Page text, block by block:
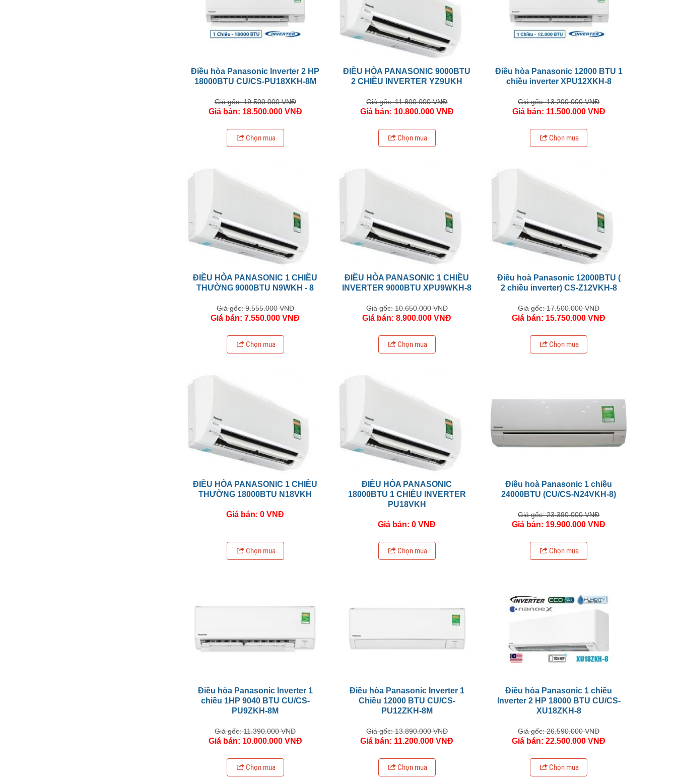
Điều hòa Panasonic Inverter 2 HP
18000BTU CU/CS-PU18XKH-8M
Giá gốc: 19.500.000 VNĐ
Giá bán: 18.500.000 VNĐ
Chọn mua
ĐIỀU HÒA PANASONIC 9000BTU
2 CHIỀU INVERTER YZ9UKH
Giá gốc: 11.800.000 VNĐ
Giá bán: 10.800.000 VNĐ
Chọn mua
Điều hòa Panasonic 12000 BTU 1
chiều inverter XPU12XKH-8
Giá gốc: 13.200.000 VNĐ
Giá bán: 11.500.000 VNĐ
Chọn mua
ĐIỀU HÒA PANASONIC 1 CHIỀU
THƯỜNG 9000BTU N9WKH - 8
Giá gốc: 9.555.000 VNĐ
Giá bán: 7.550.000 VNĐ
Chọn mua
ĐIỀU HÒA PANASONIC 1 CHIỀU
INVERTER 9000BTU XPU9WKH-8
Giá gốc: 10.650.000 VNĐ
Giá bán: 8.900.000 VNĐ
Chọn mua
Điều hoà Panasonic 12000BTU (
2 chiều inverter) CS-Z12VKH-8
Giá gốc: 17.500.000 VNĐ
Giá bán: 15.750.000 VNĐ
Chọn mua
ĐIỀU HÒA PANASONIC 1 CHIỀU
THƯỜNG 18000BTU N18VKH
Giá bán: 0 VNĐ
Chọn mua
ĐIỀU HÒA PANASONIC
18000BTU 1 CHIỀU INVERTER
PU18VKH
Giá bán: 0 VNĐ
Chọn mua
Điều hoà Panasonic 1 chiều
24000BTU (CU/CS-N24VKH-8)
Giá gốc: 23.390.000 VNĐ
Giá bán: 19.900.000 VNĐ
Chọn mua
Điều hòa Panasonic Inverter 1
chiều 1HP 9040 BTU CU/CS-
PU9ZKH-8M
Giá gốc: 11.390.000 VNĐ
Giá bán: 10.000.000 VNĐ
Chọn mua
Điều hòa Panasonic Inverter 1
Chiều 12000 BTU CU/CS-
PU12ZKH-8M
Giá gốc: 13.890.000 VNĐ
Giá bán: 11.200.000 VNĐ
Chọn mua
Điều hòa Panasonic 1 chiều
Inverter 2 HP 18000 BTU CU/CS-
XU18ZKH-8
Giá gốc: 26.590.000 VNĐ
Giá bán: 22.500.000 VNĐ
Chọn mua